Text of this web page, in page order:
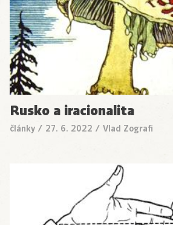
Rusko a iracionalita
články / 27. 6. 2022 / Vlad Zografi